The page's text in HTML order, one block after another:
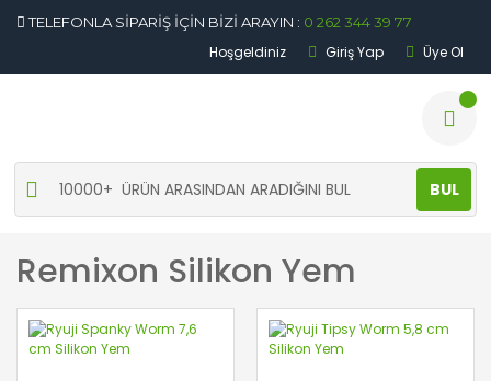
TELEFONLA SİPARİŞ İÇİN BİZİ ARAYIN : 0 262 344 39 77
Hoşgeldiniz Giriş Yap Üye Ol
BUL
Remixon Silikon Yem